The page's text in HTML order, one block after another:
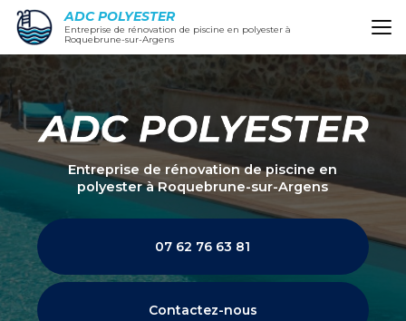
Aller
contenu
principal
ADC POLYESTER
Entreprise de rénovation de piscine en polyester à
Roquebrune-sur-Argens
Entreprise de rénovation de piscine en
polyesterà Roquebrune-sur-Argens
07 62 76 63 81
Contactez-nous